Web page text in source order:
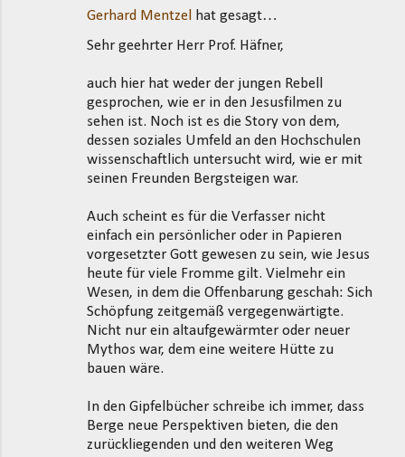
Gerhard Mentzel
hat gesagt…
Sehr geehrter Herr Prof. Häfner,
auch hier hat weder der jungen Rebell
gesprochen, wie er in den Jesusfilmen zu
sehen ist. Noch ist es die Story von dem,
dessen soziales Umfeld an den Hochschulen
wissenschaftlich untersucht wird, wie er mit
seinen Freunden Bergsteigen war.
Auch scheint es für die Verfasser nicht
einfach ein persönlicher oder in Papieren
vorgesetzter Gott gewesen zu sein, wie Jesus
heute für viele Fromme gilt. Vielmehr ein
Wesen, in dem die Offenbarung geschah: Sich
Schöpfung zeitgemäß vergegenwärtigte.
Nicht nur ein altaufgewärmter oder neuer
Mythos war, dem eine weitere Hütte zu
bauen wäre.
In den Gipfelbücher schreibe ich immer, dass
Berge neue Perspektiven bieten, die den
zurückliegenden und den weiteren Weg